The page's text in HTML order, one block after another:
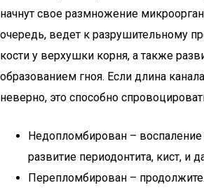
начнут свое размножение
очередь, ведет к разрушительному
кости у верхушки корня, а также
образованием гноя. Если длина
неверно, это способно
Недопломбирован –
развитие периодонтита, кист, и
Перепломбирован –